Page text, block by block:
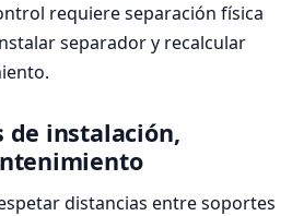
requiere separación física
separador y recalcular
de instalación,
distancias entre soportes